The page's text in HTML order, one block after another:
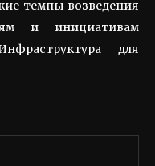
темпы возведения
и инициативам
для